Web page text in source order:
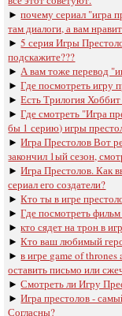
►почему сериал "игра
там диалоги, а вам
► 5 серия Игры
подскажите???
► А вам тоже перевод
►Где посмотреть игру
►Есть Трилогия
►Где смотреть "Игра
бы 1 серию) игры
►Игра Престолов Вот
закончил 1ый сезон,
►Игра Престолов. Как
сериал его создатели?
►Кто ты в игре
►Где посмотреть
►кто сядет на трон в
►Кто ваш любимый
►в игре game of
оставить письмо или
►Смотреть ли Игру
►Игра престолов -
Согласны?